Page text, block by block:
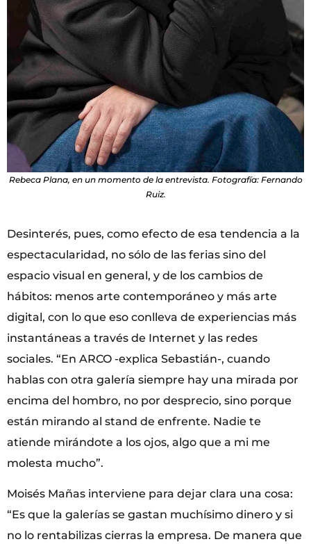
Rebeca Plana, en un momento de la entrevista. Fotografía: Fernando
Ruiz.
Desinterés, pues, como efecto de esa tendencia a la
espectacularidad, no sólo de las ferias sino del
espacio visual en general, y de los cambios de
hábitos: menos arte contemporáneo y más arte
digital, con lo que eso conlleva de experiencias más
instantáneas a través de Internet y las redes
sociales. “En ARCO -explica Sebastián-, cuando
hablas con otra galería siempre hay una mirada por
encima del hombro, no por desprecio, sino porque
están mirando al stand de enfrente. Nadie te
atiende mirándote a los ojos, algo que a mi me
molesta mucho”.
Moisés Mañas interviene para dejar clara una cosa:
“Es que la galerías se gastan muchísimo dinero y si
no lo rentabilizas cierras la empresa. De manera que